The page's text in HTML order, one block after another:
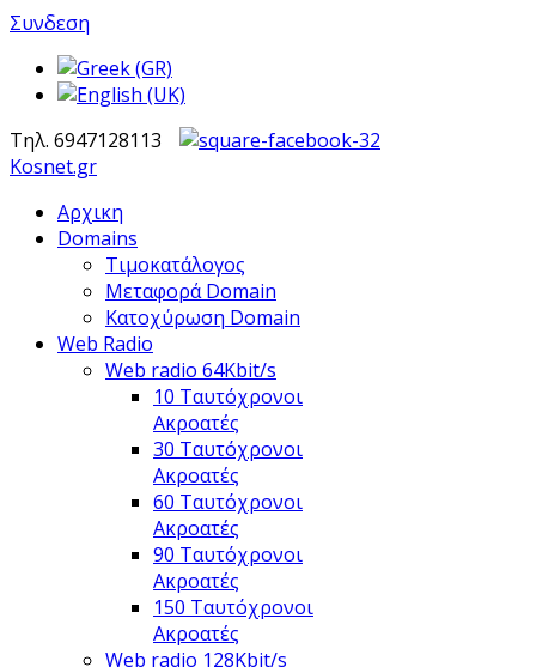
Συνδεση
Τηλ. 6947128113
Kosnet.gr
Αρχικη
Domains
Τιμοκατάλογος
Μεταφορά Domain
Κατοχύρωση Domain
Web Radio
Web radio 64Kbit/s
10 Ταυτόχρονοι
Ακροατές
30 Ταυτόχρονοι
Ακροατές
60 Ταυτόχρονοι
Ακροατές
90 Ταυτόχρονοι
Ακροατές
150 Ταυτόχρονοι
Ακροατές
Web radio 128Kbit/s